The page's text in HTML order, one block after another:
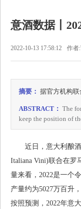
意酒数据丨
2022-10-13 17:58:12 作者
摘要： 据官方机构
ABSTRACT： The
keep the position of
近日，意大利酿酒
Italiana Vini)联合在罗
量来看，2022是一个
产量约为5027万百升
按照预测，2022年意